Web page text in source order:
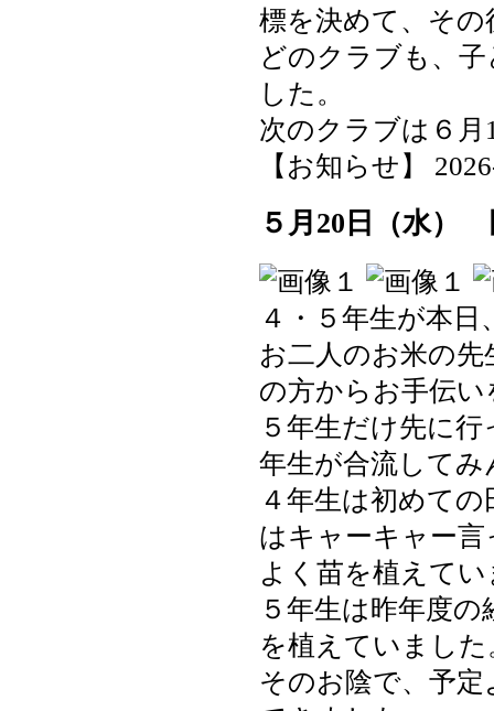
標を決めて、そ
どのクラブも、
した。
次のクラブは６
【お知らせ】
５月20日（水
４・５年生が本
お二人のお米の
の方からお手伝
５年生だけ先に
年生が合流して
４年生は初めて
はキャーキャー
よく苗を植えて
５年生は昨年度
を植えていました
そのお陰で、予